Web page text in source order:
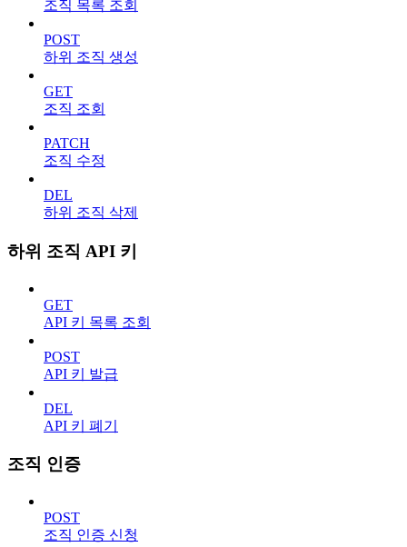
조직 목록 조회
POST
하위 조직 생성
GET
조직 조회
PATCH
조직 수정
DEL
하위 조직 삭제
하위 조직 API 키
GET
API 키 목록 조회
POST
API 키 발급
DEL
API 키 폐기
조직 인증
POST
조직 인증 신청